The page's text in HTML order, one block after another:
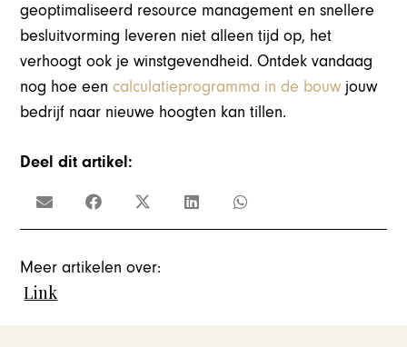
geoptimaliseerd resource management en snellere
besluitvorming leveren niet alleen tijd op, het
verhoogt ook je winstgevendheid. Ontdek vandaag
nog hoe eencalculatieprogramma in de bouw jouw
bedrijf naar nieuwe hoogten kan tillen.
Deel dit artikel:
Meer artikelen over:
Link